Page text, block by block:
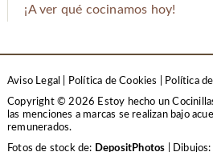
¡A ver qué cocinamos hoy!
Aviso Legal Política de Cookies
Política
Copyright © 2026 Estoy hecho un
las menciones a marcas se realizan bajo
remunerados.
Fotos de stock de: DepositPhotos | Dibujos: